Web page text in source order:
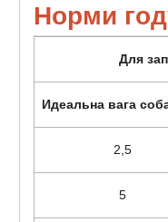
Норми
Для
Идеальна вага
2,5
5